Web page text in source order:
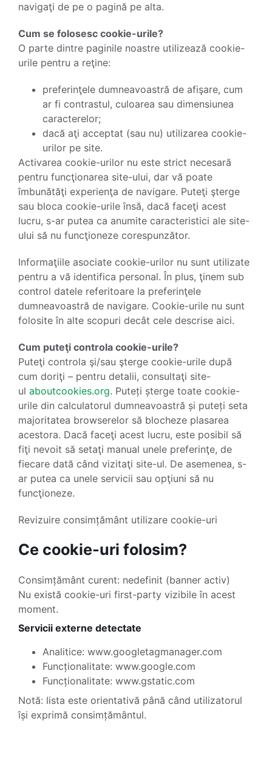
navigaţi de pe o pagină pe alta.
Cum se folosesc cookie-urile?
O parte dintre paginile noastre utilizează cookie-
urile pentru a reţine:
preferinţele dumneavoastră de afişare, cum
ar fi contrastul, culoarea sau dimensiunea
caracterelor;
dacă aţi acceptat (sau nu) utilizarea cookie-
urilor pe site.
Activarea cookie-urilor nu este strict necesară
pentru funcţionarea site-ului, dar vă poate
îmbunătăţi experienţa de navigare. Puteţi şterge
sau bloca cookie-urile însă, dacă faceţi acest
lucru, s-ar putea ca anumite caracteristici ale site-
ului să nu funcţioneze corespunzător.
Informaţiile asociate cookie-urilor nu sunt utilizate
pentru a vă identifica personal. În plus, ţinem sub
control datele referitoare la preferinţele
dumneavoastră de navigare. Cookie-urile nu sunt
folosite în alte scopuri decât cele descrise aici.
Cum puteţi controla cookie-urile?
Puteţi controla şi/sau şterge cookie-urile după
cum doriţi – pentru detalii, consultaţi site-
ul aboutcookies.org. Puteți șterge toate cookie-
urile din calculatorul dumneavoastră și puteți seta
majoritatea browserelor să blocheze plasarea
acestora. Dacă faceţi acest lucru, este posibil să
fiţi nevoit să setaţi manual unele preferinţe, de
fiecare dată când vizitaţi site-ul. De asemenea, s-
ar putea ca unele servicii sau opţiuni să nu
funcţioneze.
Revizuire consimțământ utilizare cookie-uri
Ce cookie-uri folosim?
Consimțământ curent: nedefinit (banner activ)
Nu există cookie-uri first-party vizibile în acest
moment.
Servicii externe detectate
Analitice: www.googletagmanager.com
Funcționalitate: www.google.com
Funcționalitate: www.gstatic.com
Notă: lista este orientativă până când utilizatorul
își exprimă consimțământul.